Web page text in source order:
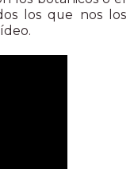
los que nos los